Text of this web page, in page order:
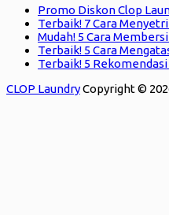
Promo Diskon Clop
Terbaik! 7 Cara
Mudah! 5 Cara
Terbaik! 5 Cara
Terbaik! 5
CLOP LaundryCopyright ©